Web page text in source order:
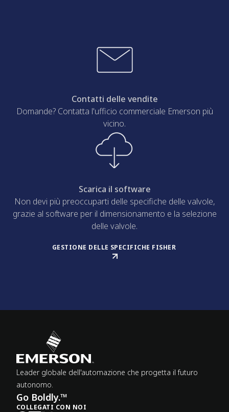
Contatti delle vendite
Domande? Contatta l'ufficio commerciale Emerson più
vicino.
Scarica il software
Non devi più preoccuparti delle specifiche delle valvole,
grazie al software per il dimensionamento e la selezione
delle valvole.
GESTIONE DELLE SPECIFICHE FISHER
Leader globale dell'automazione che progetta il futuro
autonomo.
Go Boldly.™
COLLEGATI CON NOI